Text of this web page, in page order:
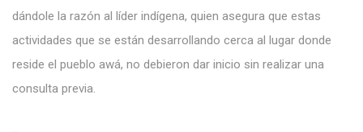
dándole la razón al líder indígena, quien asegura que estas
actividades que se están desarrollando cerca al lugar donde
reside el pueblo awá, no debieron dar inicio sin realizar una
consulta previa.